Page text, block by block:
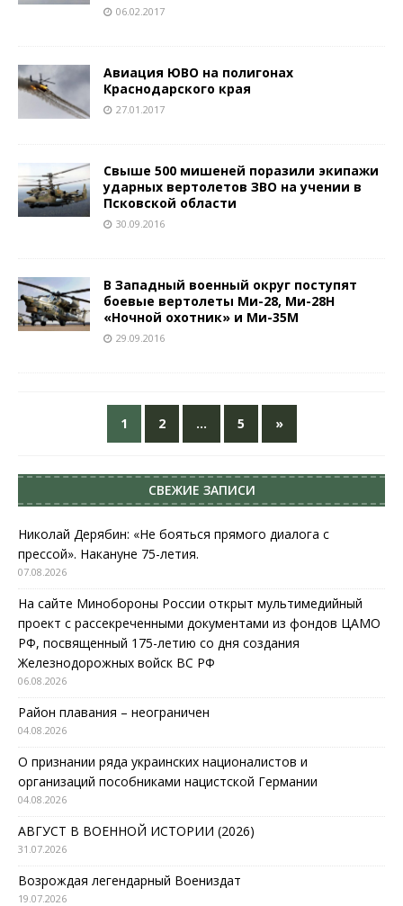
06.02.2017
Авиация ЮВО на полигонах
Краснодарского края
27.01.2017
Свыше 500 мишеней поразили экипажи
ударных вертолетов ЗВО на учении в
Псковской области
30.09.2016
В Западный военный округ поступят
боевые вертолеты Ми-28, Ми-28Н
«Ночной охотник» и Ми-35М
29.09.2016
1 2 … 5 »
СВЕЖИЕ ЗАПИСИ
Николай Дерябин: «Не бояться прямого диалога с
прессой». Накануне 75-летия.
07.08.2026
На сайте Минобороны России открыт мультимедийный
проект с рассекреченными документами из фондов ЦАМО
РФ, посвященный 175-летию со дня создания
Железнодорожных войск ВС РФ
06.08.2026
Район плавания – неограничен
04.08.2026
О признании ряда украинских националистов и
организаций пособниками нацистской Германии
04.08.2026
АВГУСТ В ВОЕННОЙ ИСТОРИИ (2026)
31.07.2026
Возрождая легендарный Воениздат
19.07.2026